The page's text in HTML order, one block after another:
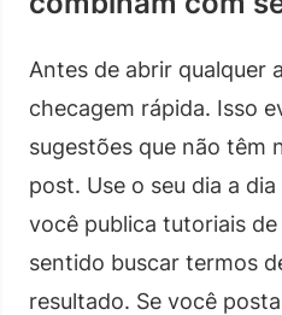
Antes de abrir qualquer
checagem rápida. Isso
sugestões que não têm
post. Use o seu dia a
você publica tutoriais
sentido buscar termos
resultado. Se você